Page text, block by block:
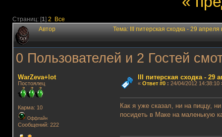
Страниц: [1] 2 Все
Автор Тема: III питерская сходка - 29
0 Пользователей и 2 Гостей
WarZeva+lot
Постоялец
Карма: 10
Оффлайн
Сообщений: 222
III питерская сходка - 29
« Ответ #0: 24/04/2012 14:38:10
Как я уже сказал, ни на пиццу,
посидеть в Маке на маленькую